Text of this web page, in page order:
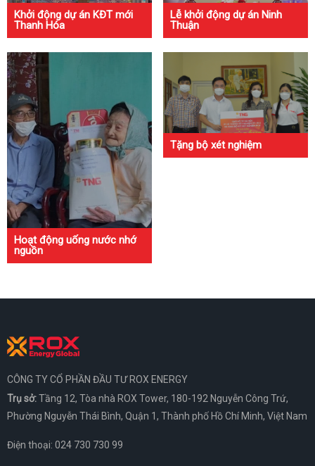
Khởi động dự án KĐT mới
Thanh Hóa
Hoạt động uống nước nhớ
nguồn
Lễ khởi động dự án Ninh
Thuận
Tặng bộ xét nghiệm
CÔNG TY CỔ PHẦN ĐẦU TƯ ROX ENERGY
Trụ sở:Tầng 12, Tòa nhà ROX Tower, 180-192 Nguyễn Công Trứ,
Phường Nguyễn Thái Bình, Quận 1, Thành phố Hồ Chí Minh, Việt Nam
Điện thoại: 024 730 730 99